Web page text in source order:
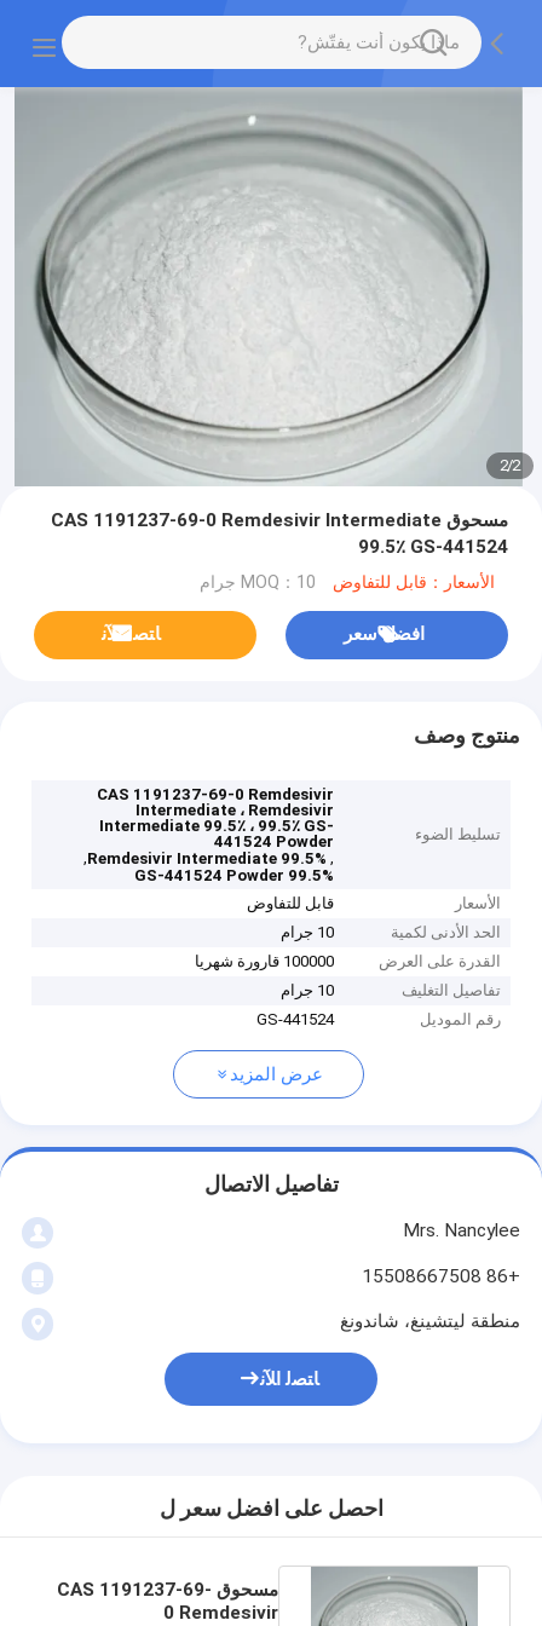
2
/
2
مسحوق CAS 1191237-69-0 Remdesivir Intermediate
99.5٪ GS-441524
الأسعار：قابل للتفاوض MOQ：10 جرام
افضل سعر ﺎﺘﺼﻟ ﺍﻶﻧ
منتوج وصف
تسليط الضوء
CAS 1191237-69-0 Remdesivir
Intermediate ، Remdesivir
Intermediate 99.5٪ ، 99.5٪ GS-
441524 Powder
,
Remdesivir Intermediate 99.5%
,
99.5% GS-441524 Powder
الأسعار
قابل للتفاوض
الحد الأدنى لكمية
10 جرام
القدرة على العرض
100000 قارورة شهريا
تفاصيل التغليف
10 جرام
رقم الموديل
GS-441524
عرض المزيد
تفاصيل الاتصال
Mrs. Nancylee
+86 15508667508
منطقة ليتشينغ، شاندونغ
ﺎﺘﺼﻟ ﺍﻶﻧ
احصل على افضل سعر ل
مسحوق CAS 1191237-69-
0 Remdesivir